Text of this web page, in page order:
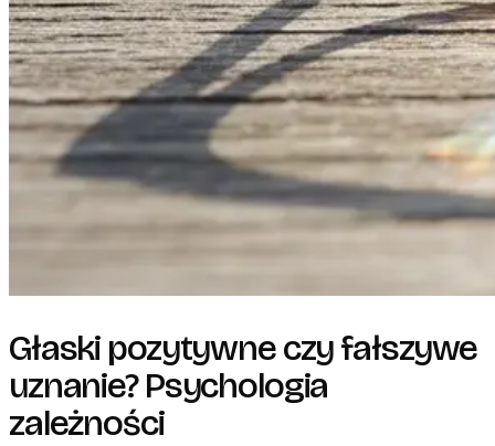
Głaski pozytywne czy fałszywe
uznanie? Psychologia
zależności